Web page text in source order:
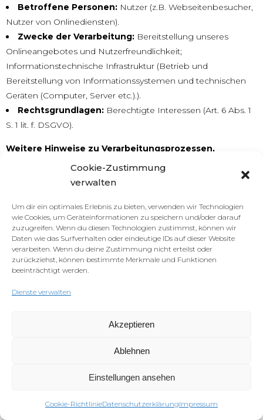
Cookie-Zustimmung
verwalten
Um dir ein optimales Erlebnis zu bieten, verwenden wir Technologien
wie Cookies, um Geräteinformationen zu speichern und/oder darauf
zuzugreifen. Wenn du diesen Technologien zustimmst, können wir
Daten wie das Surfverhalten oder eindeutige IDs auf dieser Website
verarbeiten. Wenn du deine Zustimmung nicht erteilst oder
zurückziehst, können bestimmte Merkmale und Funktionen
beeinträchtigt werden.
Dienste verwalten
Akzeptieren
Ablehnen
Einstellungen ansehen
Cookie-RichtlinieDatenschutzerklärungImpressum
Betroffene Personen: Nutzer (z.B. Webseitenbesucher,
Nutzer von Onlinediensten).
Zwecke der Verarbeitung: Bereitstellung unseres
Onlineangebotes und Nutzerfreundlichkeit;
Informationstechnische Infrastruktur (Betrieb und
Bereitstellung von Informationssystemen und technischen
Geräten (Computer, Server etc.).).
Rechtsgrundlagen: Berechtigte Interessen (Art. 6 Abs. 1
S. 1 lit. f. DSGVO).
Weitere Hinweise zu Verarbeitungsprozessen,
Verfahren und Diensten:
E-Mail-Versand und -Hosting:
den Versand, den Empfang sowie die Speicherung von E-
Mails. Zu diesen Zwecken werden die Adressen der
Empfänger sowie Absender als auch weitere Informationen
betreffend den E-Mailversand (z.B. die beteiligten Provider)
sowie die Inhalte der jeweiligen E-Mails verarbeitet. Die
vorgenannten Daten können ferner zu Zwecken der
zu beachten, dass E-Mails im Internet grundsätzlich nicht
zwar auf dem Transportweg verschlüsselt, aber (sofern kein
eingesetzt wird) nicht auf den Servern, von denen sie
den Übertragungsweg der E-Mails zwischen dem Absender